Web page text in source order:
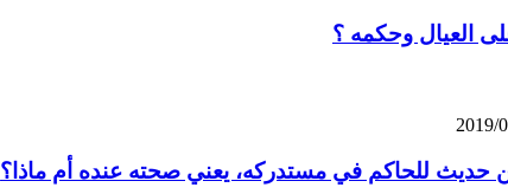
العيال وحكمه ؟
2019/
للحاكم في مستدركه، يعني صحته عنده أم ماذا؟